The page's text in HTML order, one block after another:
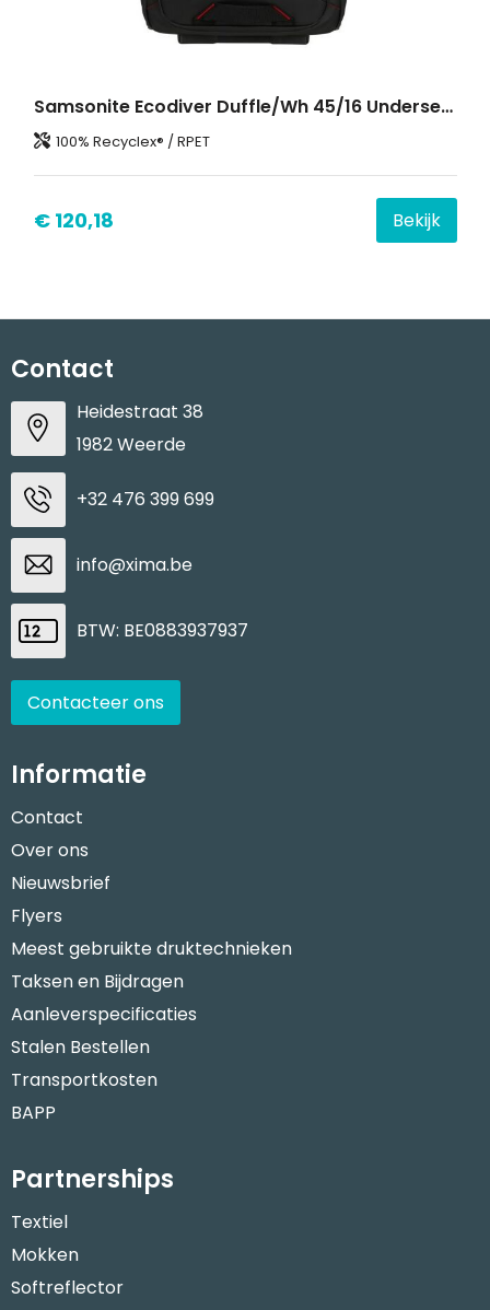
Samsonite Ecodiver Duffle/Wh 45/16 Underseat
100% Recyclex® / RPET
€ 120,18 Bekijk
Contact
Heidestraat 38
1982 Weerde
+32 476 399 699
info@xima.be
BTW: BE0883937937
Contacteer ons
Informatie
Contact
Over ons
Nieuwsbrief
Flyers
Meest gebruikte druktechnieken
Taksen en Bijdragen
Aanleverspecificaties
Stalen Bestellen
Transportkosten
BAPP
Partnerships
Textiel
Mokken
Softreflector